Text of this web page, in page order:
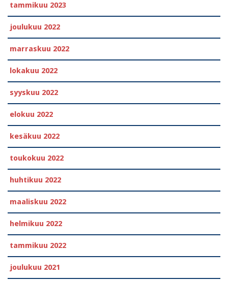
tammikuu 2023
joulukuu 2022
marraskuu 2022
lokakuu 2022
syyskuu 2022
elokuu 2022
kesäkuu 2022
toukokuu 2022
huhtikuu 2022
maaliskuu 2022
helmikuu 2022
tammikuu 2022
joulukuu 2021